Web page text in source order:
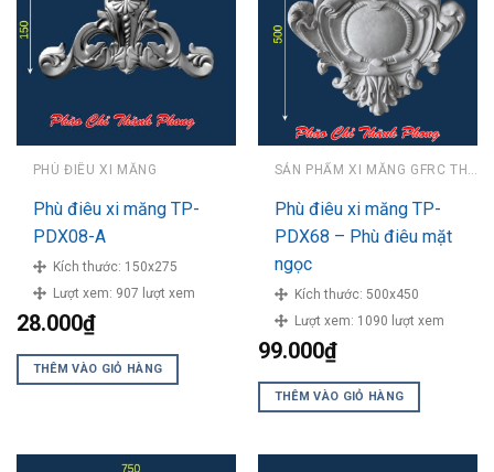
PHÙ ĐIÊU XI MĂNG
Phù điêu xi măng TP-
PDX08-A
Kích thước: 150x275
Lượt xem: 907 lượt xem
28.000₫
THÊM VÀO GIỎ HÀNG
SẢN PHẨM XI MĂNG GFRC THÀNH PHONG
Phù điêu xi măng TP-
PDX68 – Phù điêu mặt
ngọc
Kích thước: 500x450
Lượt xem: 1090 lượt xem
99.000₫
THÊM VÀO GIỎ HÀNG